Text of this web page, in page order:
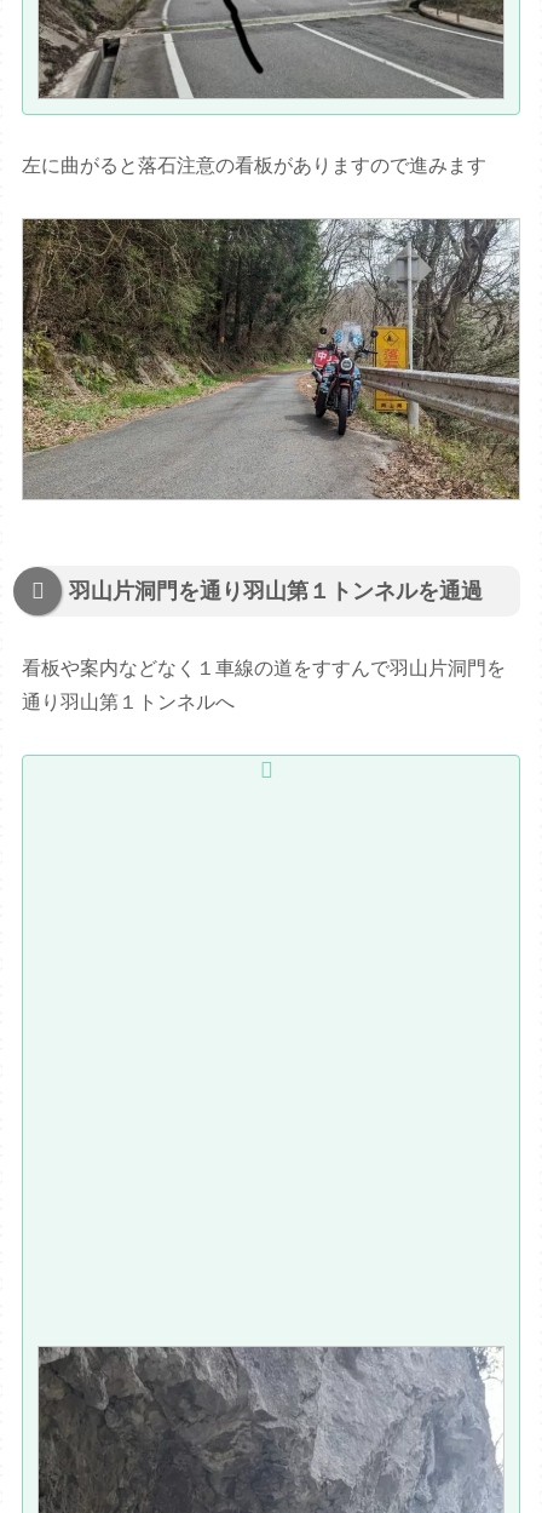
左に曲がると落石注意の看板がありますので進みます
羽山片洞門を通り羽山第１トンネルを通過
看板や案内などなく１車線の道をすすんで羽山片洞門を
通り羽山第１トンネルへ